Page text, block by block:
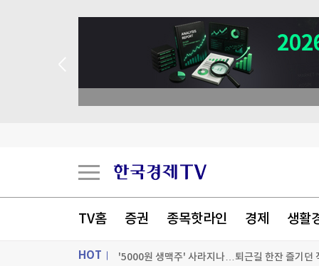
TV홈 증권 종목핫라인 경제 생활
HOT
삼전닉스 문턱 높였더니…코스닥 레버리지 '불기